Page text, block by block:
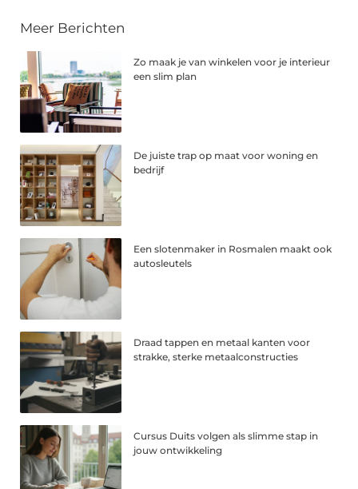
Meer Berichten
Zo maak je van winkelen voor je interieur
een slim plan
De juiste trap op maat voor woning en
bedrijf
Een slotenmaker in Rosmalen maakt ook
autosleutels
Draad tappen en metaal kanten voor
strakke, sterke metaalconstructies
Cursus Duits volgen als slimme stap in
jouw ontwikkeling